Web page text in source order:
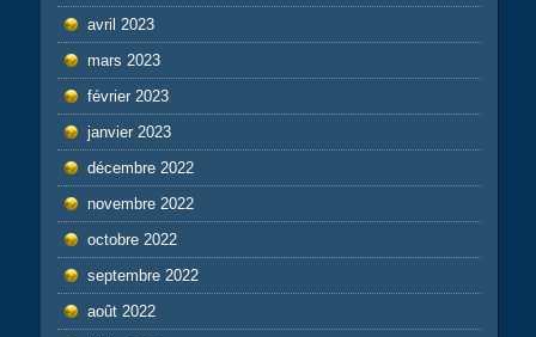
avril 2023
mars 2023
février 2023
janvier 2023
décembre 2022
novembre 2022
octobre 2022
septembre 2022
août 2022